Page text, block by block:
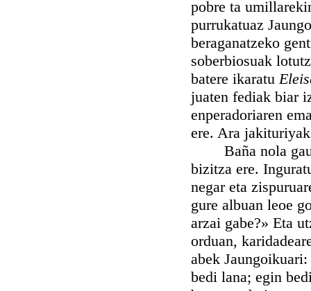
pobre ta
purrukatuaz
beraganatzeko
soberbiosuak
batere ikaratu
juaten fediak biar
enperadoriaren
ere. Ara
Baña nola
bizitza ere.
negar eta
gure albuan leoe
arzai gabe?» Eta
orduan,
abek
bedi lana; egin